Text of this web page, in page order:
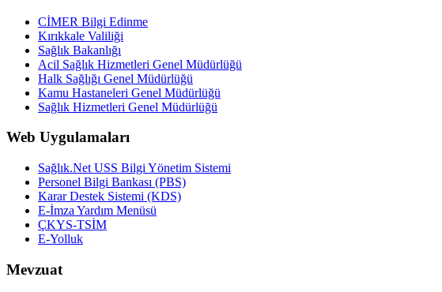
CİMER Bilgi Edinme
Kırıkkale Valiliği
Sağlık Bakanlığı
Acil Sağlık Hizmetleri Genel Müdürlüğü
Halk Sağlığı Genel Müdürlüğü
Kamu Hastaneleri Genel Müdürlüğü
Sağlık Hizmetleri Genel Müdürlüğü
Web Uygulamaları
Sağlık.Net USS Bilgi Yönetim Sistemi
Personel Bilgi Bankası (PBS)
Karar Destek Sistemi (KDS)
E-İmza Yardım Menüsü
ÇKYS-TSİM
E-Yolluk
Mevzuat